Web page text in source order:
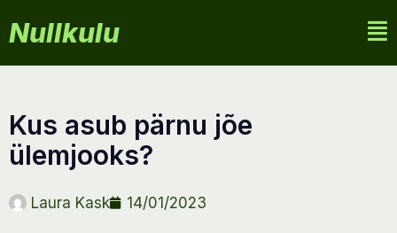
Nullkulu
kus asub pärnu jõe
ülemjooks?
Laura Kask 14/01/2023